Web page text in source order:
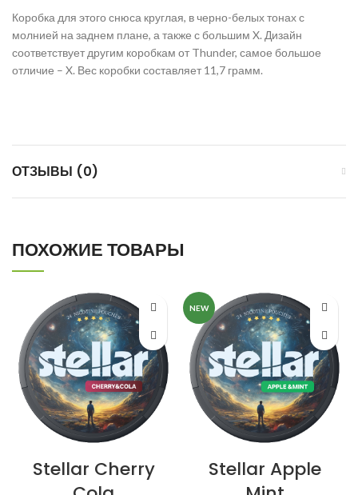
Коробка для этого снюса круглая, в черно-белых тонах с
молнией на заднем плане, а также с большим X. Дизайн
соответствует другим коробкам от Thunder, самое большое
отличие – X. Вес коробки составляет 11,7 грамм.
ОТЗЫВЫ (0)
ПОХОЖИЕ ТОВАРЫ
Stellar Cherry
NEW
Stellar Apple